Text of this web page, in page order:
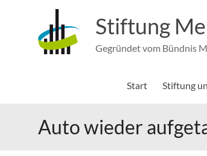
Stiftung
Gegründet vom Bündnis
Start Stiftung
Auto wieder